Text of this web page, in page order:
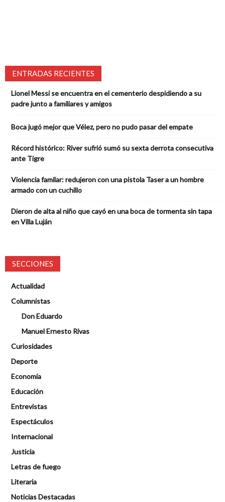
ENTRADAS RECIENTES
Lionel Messi se encuentra en el cementerio despidiendo a su
padre junto a familiares y amigos
Boca jugó mejor que Vélez, pero no pudo pasar del empate
Récord histórico: River sufrió sumó su sexta derrota consecutiva
ante Tigre
Violencia familar: redujeron con una pistola Taser a un hombre
armado con un cuchillo
Dieron de alta al niño que cayó en una boca de tormenta sin tapa
en Villa Luján
SECCIONES
Actualidad
Columnistas
Don Eduardo
Manuel Ernesto Rivas
Curiosidades
Deporte
Economía
Educación
Entrevistas
Espectáculos
Internacional
Justicia
Letras de fuego
Literaria
Noticias Destacadas